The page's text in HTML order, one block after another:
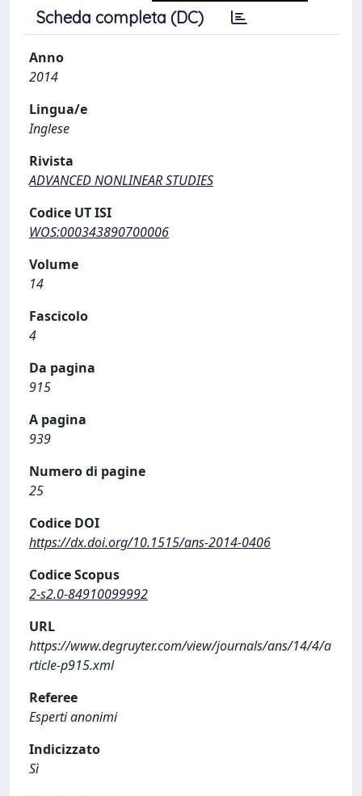
Scheda completa (DC)
Anno
2014
Lingua/e
Inglese
Rivista
ADVANCED NONLINEAR STUDIES
Codice UT ISI
WOS:000343890700006
Volume
14
Fascicolo
4
Da pagina
915
A pagina
939
Numero di pagine
25
Codice DOI
https://dx.doi.org/10.1515/ans-2014-0406
Codice Scopus
2-s2.0-84910099992
URL
https://www.degruyter.com/view/journals/ans/14/4/a
rticle-p915.xml
Referee
Esperti anonimi
Indicizzato
Sì